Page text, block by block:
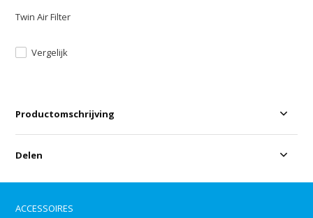
Twin Air Filter
Vergelijk
Productomschrijving
Delen
ACCESSOIRES